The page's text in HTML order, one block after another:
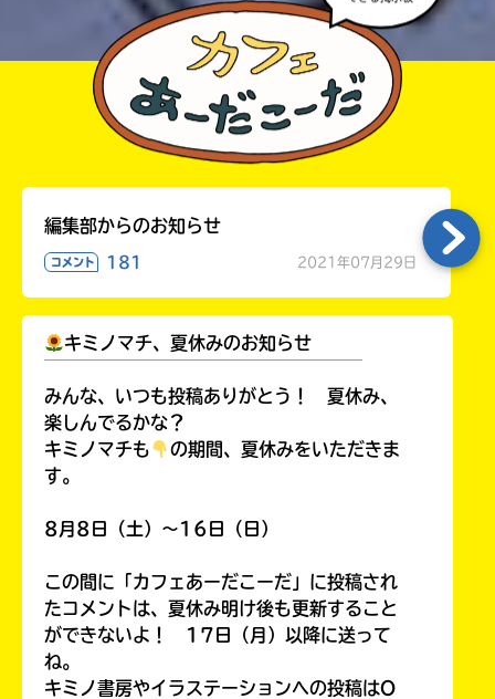
編集部からのお知らせ
コメント 181 2021年07月29日
キミノマチ、夏休みのお知らせ
みんな、いつも投稿ありがとう！ 夏休み、
楽しんでるかな？
キミノマチも
の期間、夏休みをいただきま
す。
8月8日（土）～16日（日）
この間に「カフェあーだこーだ」に投稿され
たコメントは、夏休み明け後も更新すること
ができないよ！ 17日（月）以降に送って
ね。
キミノ書房やイラステーションへの投稿はO